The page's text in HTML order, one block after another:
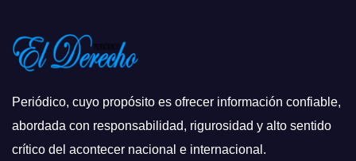
Periódico, cuyo propósito es ofrecer información confiable,
abordada con responsabilidad, rigurosidad y alto sentido
crítico del acontecer nacional e internacional.